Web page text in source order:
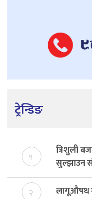
ट्रेन्डिङ
१
त्रिशुली
सुल्झाउन
२ लागूऔषध